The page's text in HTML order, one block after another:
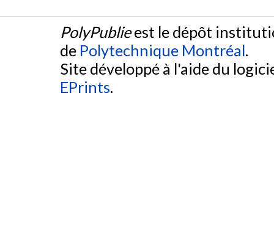
PolyPublieest le dépôt
de Polytechnique Montréal.
Site développé à l'aide du
EPrints.